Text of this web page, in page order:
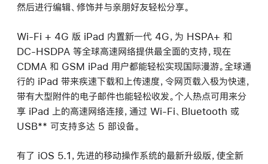
然后进行编辑、修饰并与亲朋好友轻松分享。
Wi-Fi + 4G 版 iPad 内置新一代 4G，为 HSPA+ 和
DC-HSDPA 等全球高速网络提供最全面的支持，现在
CDMA 和 GSM iPad 用户都能轻松实现国际漫游。全球通
行的 iPad 带来疾速下载和上传速度，令网页载入极为快速，
带有大型附件的电子邮件也能轻松收发。个人热点可用来分
享 iPad 上的高速网络连接，通过 Wi-Fi、Bluetooth 或
USB** 可支持多达 5 部设备。
有了 iOS 5.1，先进的移动操作系统的最新升级版，使全新